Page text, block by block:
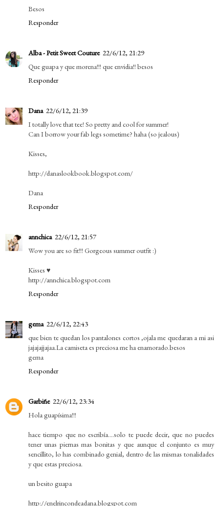
Besos
Responder
Alba - Petit Sweet Couture 22/6/12, 21:29
Que guapa y que morena!!! que envidia!! besos
Responder
Dana 22/6/12, 21:39
I totally love that tee! So pretty and cool for summer!
Can I borrow your fab legs sometime? haha (so jealous)
Kisses,
http://danaslookbook.blogspot.com/
Dana
Responder
annchica 22/6/12, 21:57
Wow you are so fit!!! Gorgeous summer outfit :)
Kisses ♥
http://annchica.blogspot.com
Responder
gema 22/6/12, 22:43
que bien te quedan los pantalones cortos ,ojala me quedaran a mi asi
jajajajjajaa.La camiseta es preciosa me ha enamorado.besos
gema
Responder
Garbiñe 22/6/12, 23:34
Hola guapísima!!!
hace tiempo que no escribía....solo te puede decir, que no puedes
tener unas piernas mas bonitas y que aunque el conjunto es muy
sencillito, lo has combinado genial, dentro de las mismas tonalidades
y que estas preciosa.
un besito guapa
http://enelrincondeadana.blogspot.com